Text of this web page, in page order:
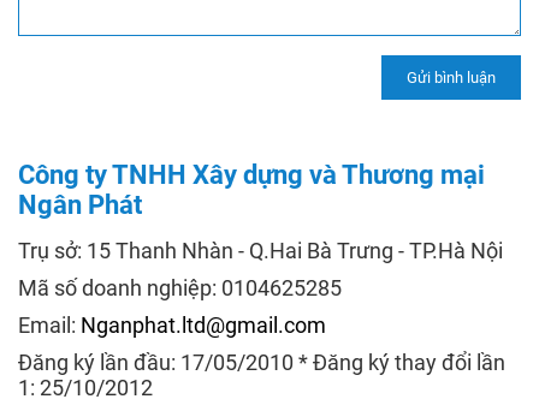
Công ty TNHH Xây dựng và Thương mại
Ngân Phát
Trụ sở: 15 Thanh Nhàn - Q.Hai Bà Trưng - TP.Hà Nội
Mã số doanh nghiệp: 0104625285
Email: Nganphat.ltd@gmail.com
Đăng ký lần đầu: 17/05/2010 * Đăng ký thay đổi lần
1: 25/10/2012